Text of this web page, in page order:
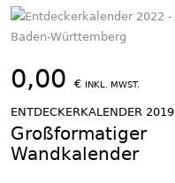
0,00 € INKL. MWST.
ENTDECKERKALENDER 2019
Großformatiger
Wandkalender